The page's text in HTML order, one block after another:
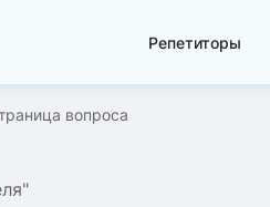
Репетиторы
вопроса